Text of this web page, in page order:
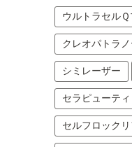
ウルトラセル
クレオパトラ
シミレーザー
セラピューテ
セルフロックリ